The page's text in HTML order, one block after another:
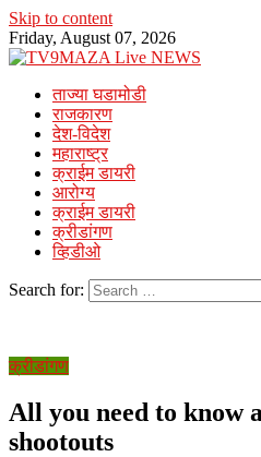
Skip to content
Friday, August 07, 2026
ताज्या घडामोडी
राजकारण
देश-विदेश
महाराष्ट्र
क्राईम डायरी
आरोग्य
क्राईम डायरी
क्रीडांगण
व्हिडीओ
Search for:
क्रीडांगण
All you need to know
shootouts